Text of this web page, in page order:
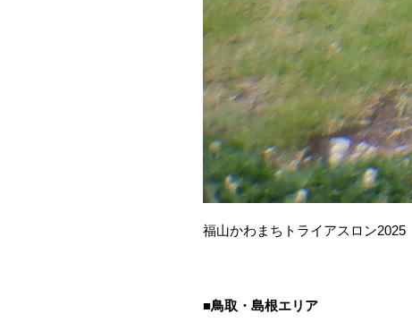
福山かわまちトライアスロン2025
■鳥取・島根エリア